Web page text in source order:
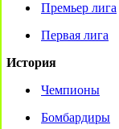
Премьер лига
Первая лига
История
Чемпионы
Бомбардиры